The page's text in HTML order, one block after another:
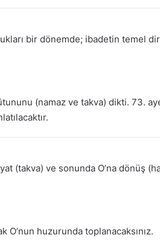
bir dönemde; ibadetin temel
(namaz ve takva) dikti. 73.
(takva) ve sonunda O’na dönüş
O’nun huzurunda toplanacaksınız.